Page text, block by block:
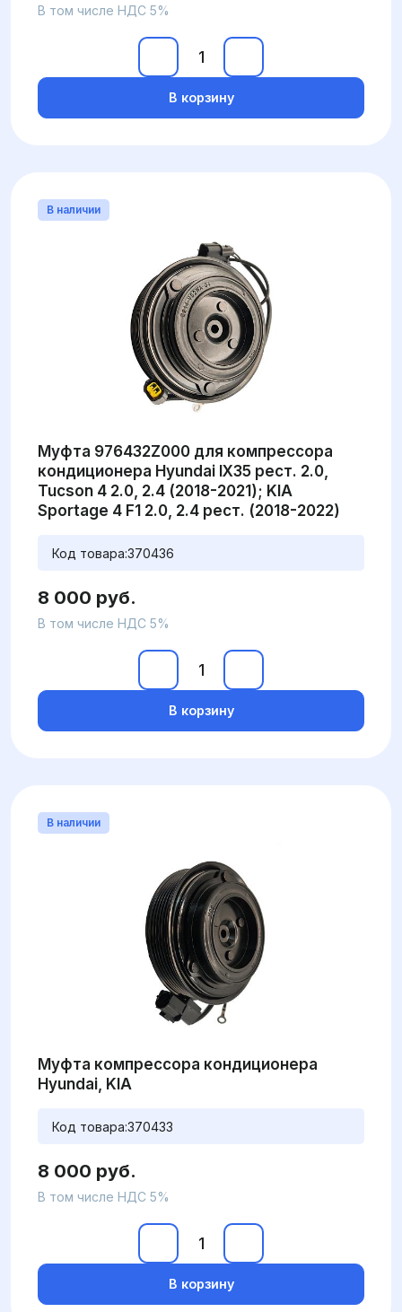
В том числе НДС 5%
В корзину
В наличии
Муфта 976432Z000 для компрессора
кондиционера Hyundai IX35 рест. 2.0,
Tucson 4 2.0, 2.4 (2018-2021); KIA
Sportage 4 F1 2.0, 2.4 рест. (2018-2022)
Код товара:370436
8 000 руб.
В том числе НДС 5%
В корзину
В наличии
Муфта компрессора кондиционера
Hyundai, KIA
Код товара:370433
8 000 руб.
В том числе НДС 5%
В корзину